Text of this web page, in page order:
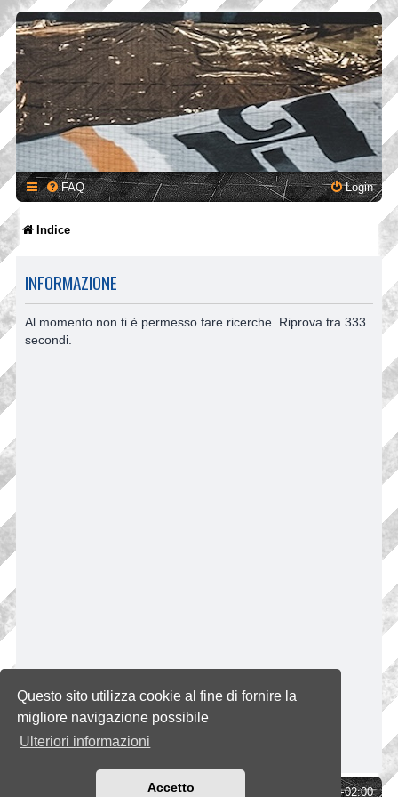
Questo sito utilizza cookie al fine di fornire la
migliore navigazione possibile
Ulteriori informazioni
Accetto
FAQ Login
Indice
INFORMAZIONE
Al momento non ti è permesso fare ricerche. Riprova tra 333
secondi.
UTC+02:00